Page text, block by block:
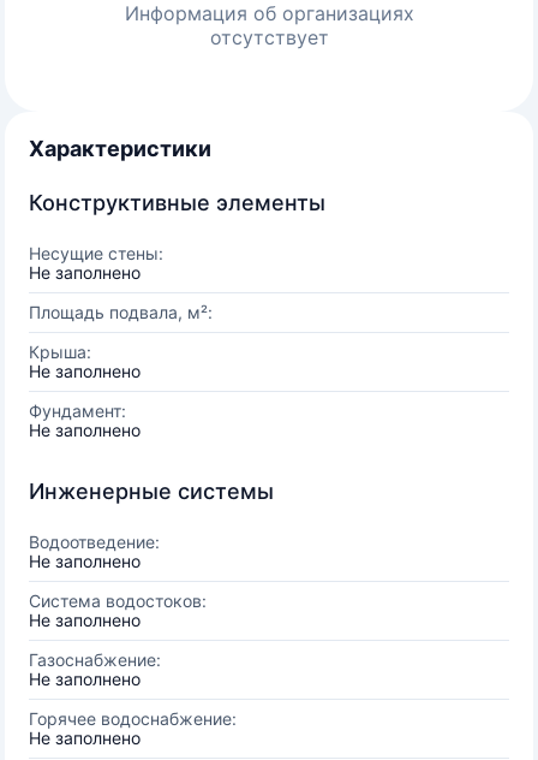
Информация об организациях
отсутствует
Характеристики
Конструктивные элементы
Несущие стены:
Не заполнено
Площадь подвала, м²:
Крыша:
Не заполнено
Фундамент:
Не заполнено
Инженерные системы
Водоотведение:
Не заполнено
Система водостоков:
Не заполнено
Газоснабжение:
Не заполнено
Горячее водоснабжение:
Не заполнено